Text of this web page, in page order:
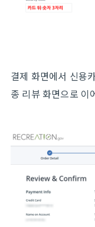
결제 화면에서 신용
종 리뷰 화면으로 이